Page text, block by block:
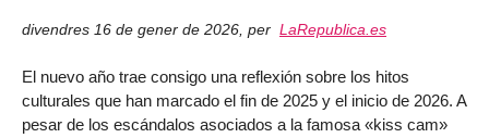
divendres 16 de gener de 2026 per LaRepublica.es
El nuevo año trae consigo una reflexión sobre los hitos
culturales que han marcado el fin de 2025 y el inicio de 2026. A
pesar de los escándalos asociados a la famosa «kiss cam»